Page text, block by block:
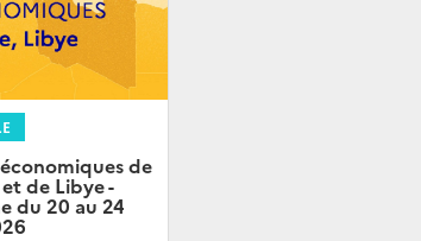
de
de Libye -
du 20 au 24